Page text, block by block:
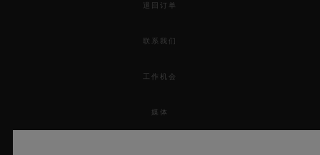
退回订单
联系我们
工作机会
媒体